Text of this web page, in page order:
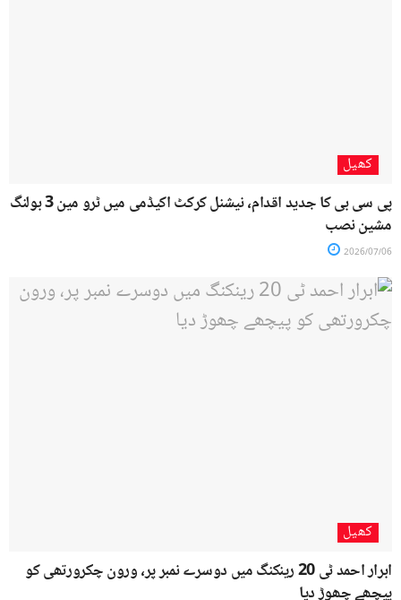
کھیل
پی سی بی کا جدید اقدام، نیشنل کرکٹ اکیڈمی میں ٹرو مین 3 بولنگ
مشین نصب
2026/07/06
کھیل
ابرار احمد ٹی 20 رینکنگ میں دوسرے نمبر پر، ورون چکرورتھی کو
پیچھے چھوڑ دیا